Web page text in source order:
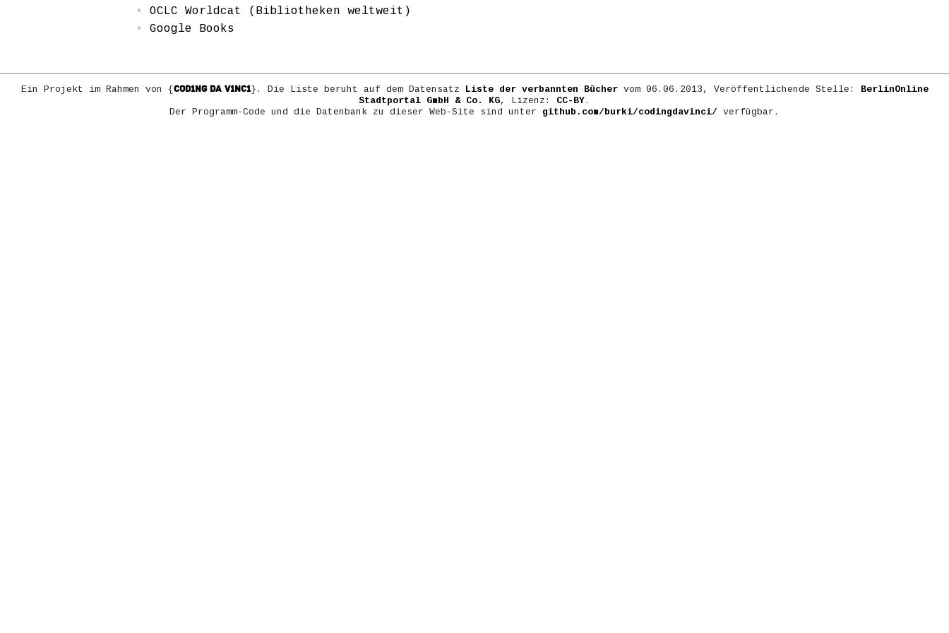
OCLC Worldcat (Bibliotheken weltweit)
Google Books
Ein Projekt im Rahmen von {COD1NG DA V1NC1}. Die Liste beruht auf dem Datensatz Liste der verbannten Büchervom 06.06.2013, Veröffentlichende Stelle: BerlinOnline
Stadtportal GmbH & Co. KG, Lizenz: CC-BY.
Der Programm-Code und die Datenbank zu dieser Web-Site sind unter github.com/burki/codingdavinci/ verfügbar.